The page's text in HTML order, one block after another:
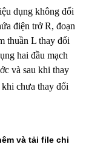
dụng không đổi
điện trở R, đoạn
thuần L thay đổi
hai đầu mạch
và sau khi thay
chưa thay đổi
và tải file chi